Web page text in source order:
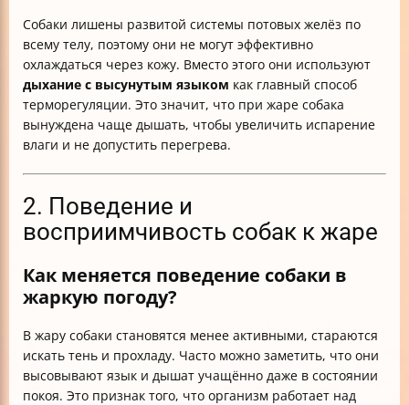
Собаки лишены развитой системы потовых желёз по
всему телу, поэтому они не могут эффективно
охлаждаться через кожу. Вместо этого они используют
дыхание с высунутым языком как главный способ
терморегуляции. Это значит, что при жаре собака
вынуждена чаще дышать, чтобы увеличить испарение
влаги и не допустить перегрева.
2. Поведение и
восприимчивость собак к жаре
Как меняется поведение собаки в
жаркую погоду?
В жару собаки становятся менее активными, стараются
искать тень и прохладу. Часто можно заметить, что они
высовывают язык и дышат учащённо даже в состоянии
покоя. Это признак того, что организм работает над